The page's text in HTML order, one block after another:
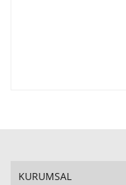
KURUMSAL